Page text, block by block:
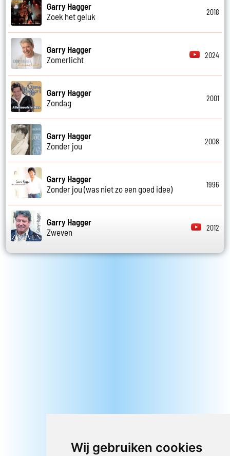
Wij gebruiken cookies
Garry Hagger
Zoek het geluk
2018
Garry Hagger
Zomerlicht
2024
Garry Hagger
Zondag
2001
Garry Hagger
Zonder jou
2008
Garry Hagger
Zonder jou (was niet zo een goed idee)
1996
Garry Hagger
Zweven
2012